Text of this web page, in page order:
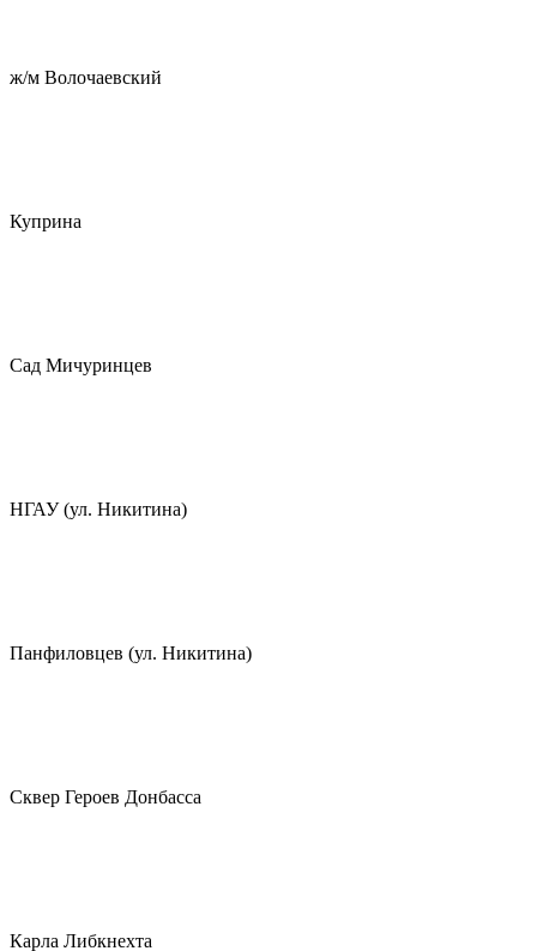
ж/м Волочаевский
Куприна
Сад Мичуринцев
НГАУ (ул. Никитина)
Панфиловцев (ул. Никитина)
Сквер Героев Донбасса
Карла Либкнехта